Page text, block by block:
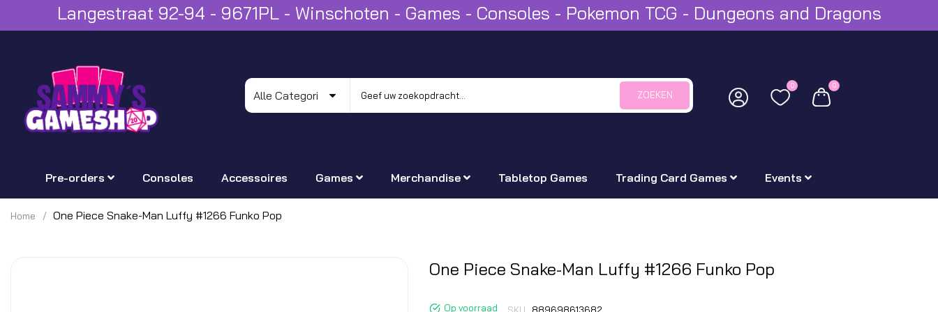
Langestraat 92-94 - 9671PL - Winschoten - Games - Consoles - Pokemon TCG - Dungeons and Dragons
ZOEKEN
0 0
Pre-orders Consoles Accessoires Games Merchandise Tabletop Games Trading Card Games Events
Home One Piece Snake-Man Luffy #1266 Funko Pop
One Piece Snake-Man Luffy #1266 Funko Pop
Op voorraad